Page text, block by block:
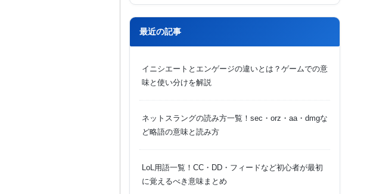
最近の記事
イニシエートとエンゲージの違いとは？ゲームでの意
味と使い分けを解説
ネットスラングの読み方一覧！sec・orz・aa・dmgな
ど略語の意味と読み方
LoL用語一覧！CC・DD・フィードなど初心者が最初
に覚えるべき意味まとめ